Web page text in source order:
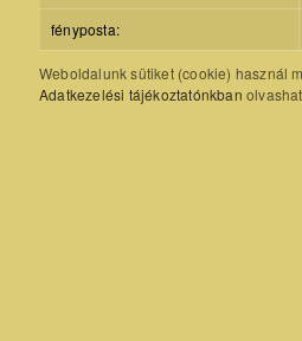
fényposta:
Weboldalunk sütiket (cookie) használ
Adatkezelési tájékoztatónkban